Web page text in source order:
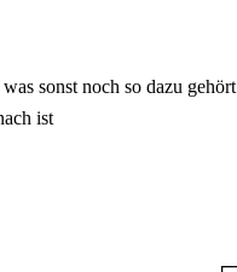
sonst noch so dazu gehört
ist